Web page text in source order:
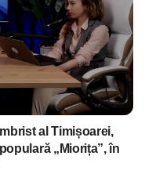
al Timișoarei,
„Miorița”, în